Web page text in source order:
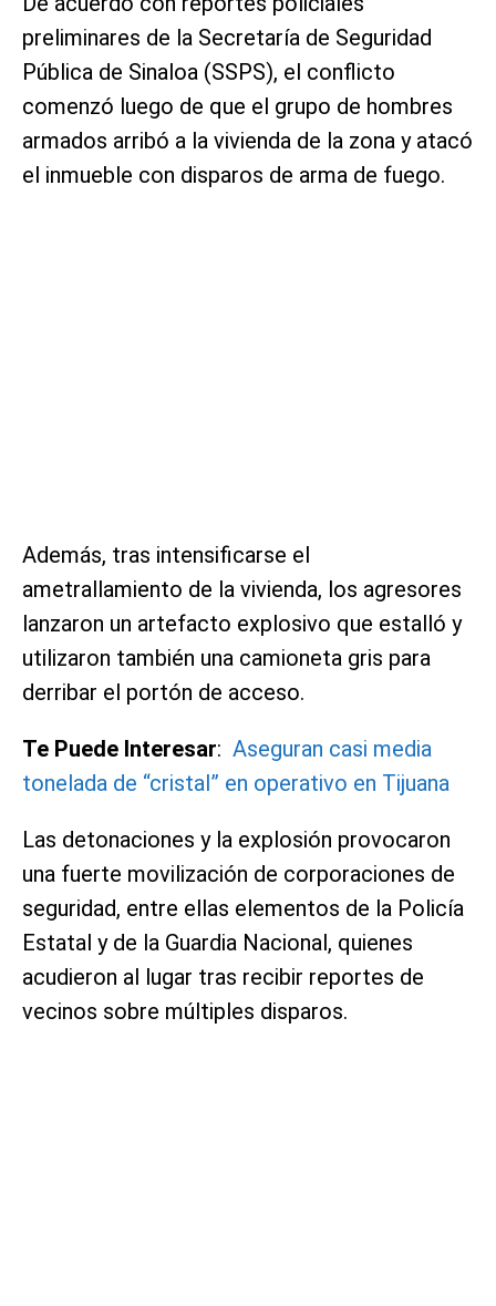
preliminares de la Secretaría de Seguridad
Pública de Sinaloa (SSPS), el conflicto
comenzó luego de que el grupo de hombres
armados arribó a la vivienda de la zona y atacó
el inmueble con disparos de arma de fuego.
Además, tras intensificarse el
ametrallamiento de la vivienda, los agresores
lanzaron un artefacto explosivo que estalló y
utilizaron también una camioneta gris para
derribar el portón de acceso.
Te Puede Interesar: Aseguran casi media
tonelada de “cristal” en operativo en Tijuana
Las detonaciones y la explosión provocaron
una fuerte movilización de corporaciones de
seguridad, entre ellas elementos de la Policía
Estatal y de la Guardia Nacional, quienes
acudieron al lugar tras recibir reportes de
vecinos sobre múltiples disparos.